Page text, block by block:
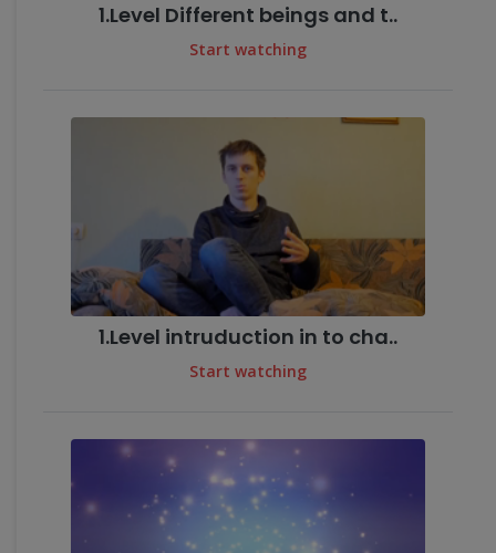
1.Level Different beings and t..
Start watching
1.Level intruduction in to cha..
Start watching